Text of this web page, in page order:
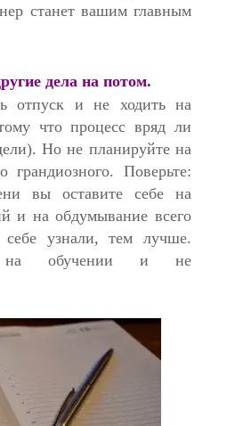
станет вашим главным
дела на потом.
отпуск и не ходить на
что процесс вряд ли
Но не планируйте на
грандиозного. Поверьте:
вы оставите себе на
и на обдумывание всего
узнали, тем лучше.
на обучении и не